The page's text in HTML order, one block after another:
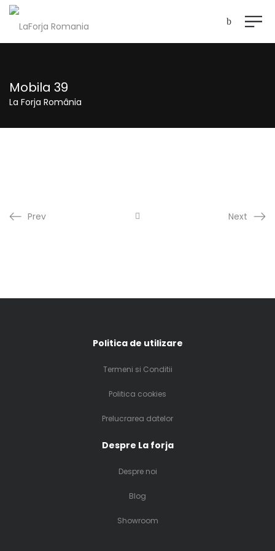
Mobila 39
La Forja România
Prev Next
Politica de utilizare
Termeni si Conditii
Politica cookies
Prelucrarea datelor
Despre La forja
Despre noi
Blog
Showroom